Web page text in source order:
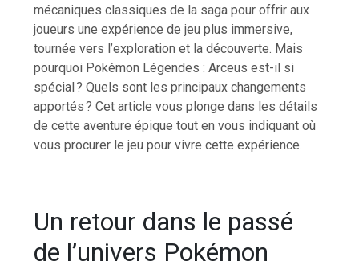
mécaniques classiques de la saga pour offrir aux
joueurs une expérience de jeu plus immersive,
tournée vers l’exploration et la découverte. Mais
pourquoi Pokémon Légendes : Arceus est-il si
spécial ? Quels sont les principaux changements
apportés ? Cet article vous plonge dans les détails
de cette aventure épique tout en vous indiquant où
vous procurer le jeu pour vivre cette expérience.
Un retour dans le passé
de l’univers Pokémon